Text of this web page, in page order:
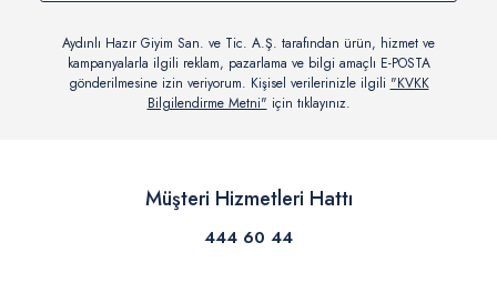
Aydınlı Hazır Giyim San. ve Tic. A.Ş. tarafından ürün, hizmet ve
kampanyalarla ilgili reklam, pazarlama ve bilgi amaçlı E-POSTA
gönderilmesine izin veriyorum. Kişisel verilerinizle ilgili "KVKK
Bilgilendirme Metni" için tıklayınız.
Müşteri Hizmetleri Hattı
444 60 44